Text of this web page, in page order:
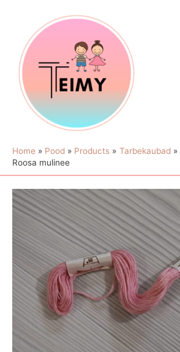
Home Pood Products Tarbekaubad
Roosa mulinee